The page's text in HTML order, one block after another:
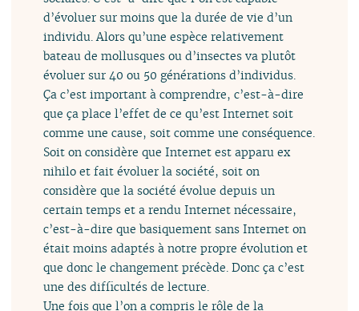
d’évoluer sur moins que la durée de vie d’un
individu. Alors qu’une espèce relativement
bateau de mollusques ou d’insectes va plutôt
évoluer sur 40 ou 50 générations d’individus.
Ça c’est important à comprendre, c’est-à-dire
que ça place l’effet de ce qu’est Internet soit
comme une cause, soit comme une conséquence.
Soit on considère que Internet est apparu ex
nihilo et fait évoluer la société, soit on
considère que la société évolue depuis un
certain temps et a rendu Internet nécessaire,
c’est-à-dire que basiquement sans Internet on
était moins adaptés à notre propre évolution et
que donc le changement précède. Donc ça c’est
une des difficultés de lecture.
Une fois que l’on a compris le rôle de la